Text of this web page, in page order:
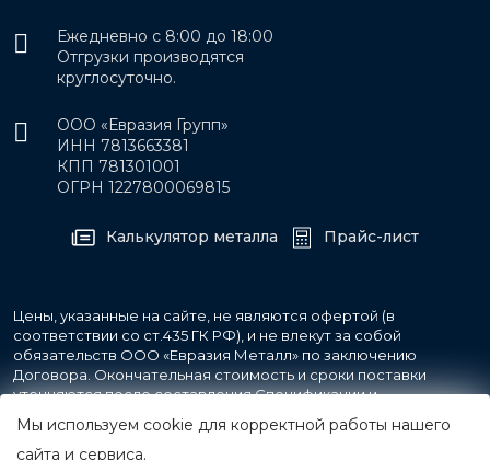
Ежедневно с 8:00 до 18:00
Отгрузки производятся
круглосуточно.
ООО «Евразия Групп»
ИНН 7813663381
КПП 781301001
ОГРН 1227800069815
Калькулятор металла Прайс-лист
Цены, указанные на сайте, не являются офертой (в
соответствии со ст.435 ГК РФ), и не влекут за собой
обязательств ООО «Евразия Металл» по заключению
Договора. Окончательная стоимость и сроки поставки
уточняются после составления Спецификации и
фиксируются в Счете на оплату, а также Спецификации на
поставку товара.
Мы используем cookie для корректной работы нашего
сайта и сервиса.